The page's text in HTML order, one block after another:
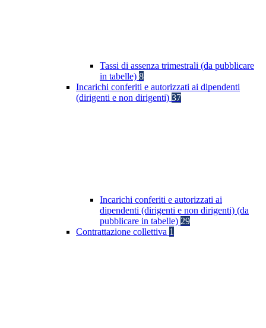
Tassi di assenza trimestrali (da pubblicare
in tabelle) 8
Incarichi conferiti e autorizzati ai dipendenti
(dirigenti e non dirigenti) 37
Incarichi conferiti e autorizzati ai
dipendenti (dirigenti e non dirigenti) (da
pubblicare in tabelle) 29
Contrattazione collettiva 1